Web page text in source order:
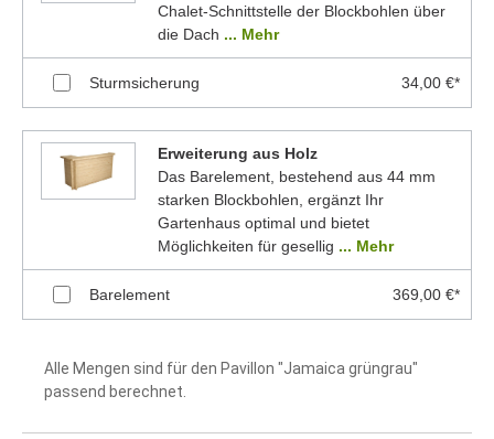
Chalet-Schnittstelle der Blockbohlen über
die Dach ... Mehr
Sturmsicherung 34,00 €*
Erweiterung aus Holz
Das Barelement, bestehend aus 44 mm
starken Blockbohlen, ergänzt Ihr
Gartenhaus optimal und bietet
Möglichkeiten für gesellig ... Mehr
Barelement 369,00 €*
Alle Mengen sind für den Pavillon "Jamaica grüngrau"
passend berechnet.